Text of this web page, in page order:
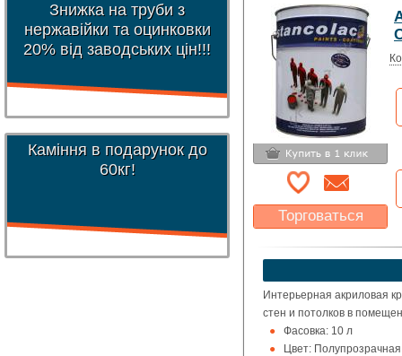
Знижка на труби з
нержавійки та оцинковки
20% від заводських цін!!!
Каміння в подарунок до
60кг!
Торговаться
Указать цену
Интерьерная акриловая
стен и потолков в
Фасовка: 10 л
Цвет: